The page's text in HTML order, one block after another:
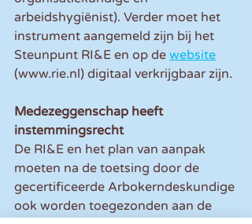
arbeidshygiënist). Verder moet het
instrument aangemeld zijn bij het
Steunpunt RI&E en op de website
(www.rie.nl) digitaal verkrijgbaar zijn.
Medezeggenschap heeft
instemmingsrecht
De RI&E en het plan van aanpak
moeten na de toetsing door de
gecertificeerde Arbokerndeskundige
ook worden toegezonden aan de